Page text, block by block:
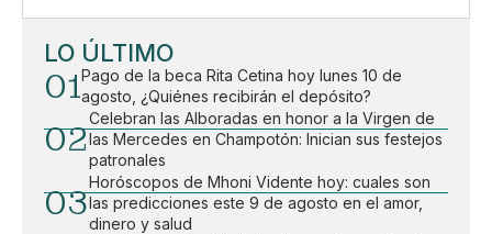
LO ÚLTIMO
01Pago de la beca Rita Cetina hoy lunes 10 de
agosto, ¿Quiénes recibirán el depósito?
02
Celebran las Alboradas en honor a la Virgen de
las Mercedes en Champotón: Inician sus festejos
patronales
03
Horóscopos de Mhoni Vidente hoy: cuales son
las predicciones este 9 de agosto en el amor,
dinero y salud